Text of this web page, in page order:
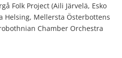
Folk Project (Aili Järvelä, Esko
Helsing, Mellersta Österbottens
Chamber Orchestra